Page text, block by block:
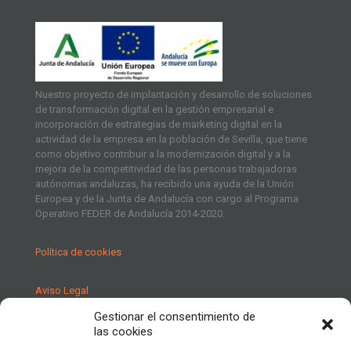
Gestionar el consentimiento de
las cookies
Nuestro proyecto de implantación y desarrollo de soluciones
de transformación digital en la gestión empresarial e
incorporación de estrategias de marketing digital en la
actividad de la empresa en la población de Sevilla, que tiene
como objetivo contribuir a la modernización digital y a la
mejora de la competitividad de las personas trabajadoras
autónomas andaluzas, ha recibido una ayuda de la Unión
Europea y de la Junta de Andalucía con cargo al Programa
Operativo FEDER de Andalucía 2014-2020.
Política de cookies
Aviso Legal
Política de Privacidad